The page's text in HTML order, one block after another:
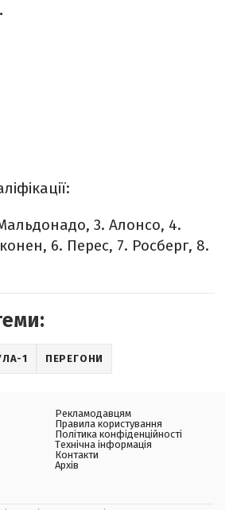
3. Алонсо, 4.
6. Перес, 7. Росберг, 8.
1 ПЕРЕГОНИ
Рекламодавцям
Правила користування
Політика конфіденційності
Технічна інформація
Контакти
Архів